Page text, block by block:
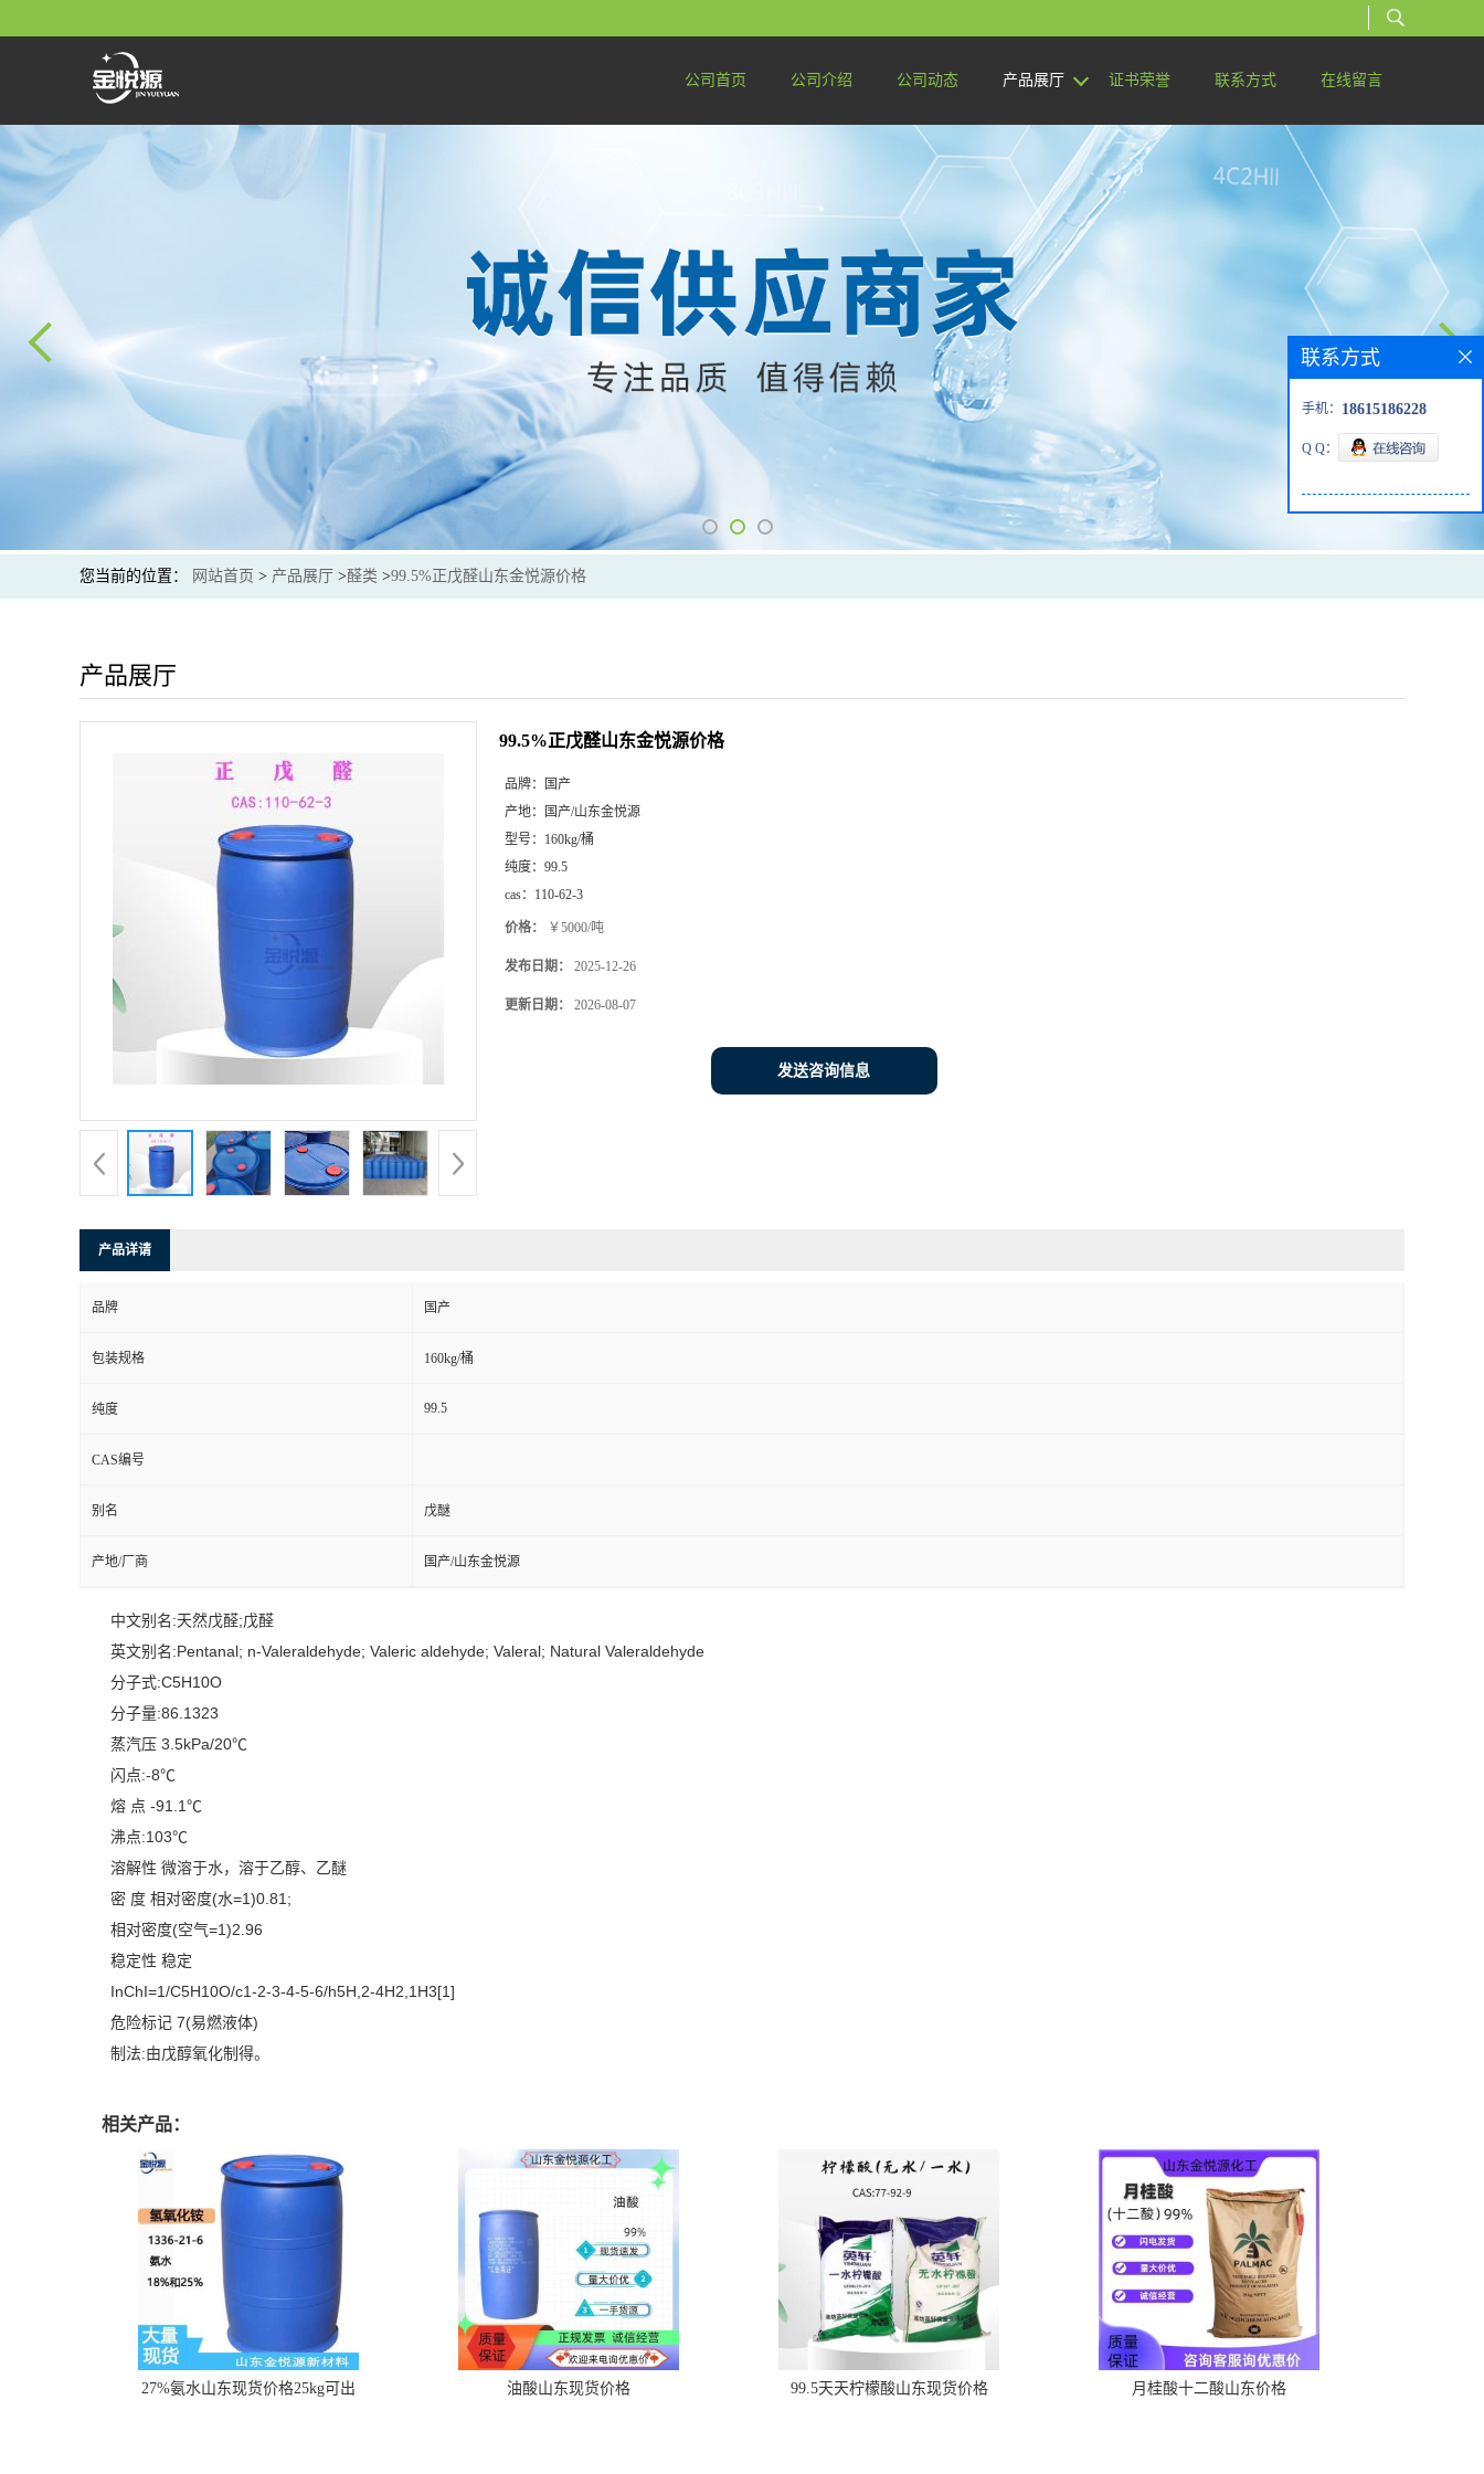
公司首页 公司介绍 公司动态 产品展厅 证书荣誉 联系方式 在线留言
您当前的位置： 网站首页 > 产品展厅 >醛类 >99.5%正戊醛山东金悦源价格
产品展厅
99.5%正戊醛山东金悦源价格
品牌：
国产
产地：
国产/山东金悦源
型号： 160kg/桶
纯度： 99.5
cas： 110-62-3
价格： ￥5000/吨
发布日期： 2025-12-26
更新日期： 2026-08-07
发送咨询信息
产品详请
品牌 国产
包装规格 160kg/桶
纯度 99.5
CAS编号
别名 戊醚
产地/厂商 国产/山东金悦源
中文别名:天然戊醛;戊醛
英文别名:Pentanal; n-Valeraldehyde; Valeric aldehyde; Valeral; Natural Valeraldehyde
分子式:C5H10O
分子量:86.1323
蒸汽压 3.5kPa/20℃
闪点:-8℃
熔 点 -91.1℃
沸点:103℃
溶解性 微溶于水，溶于乙醇、乙醚
密 度 相对密度(水=1)0.81;
相对密度(空气=1)2.96
稳定性 稳定
InChI=1/C5H10O/c1-2-3-4-5-6/h5H,2-4H2,1H3[1]
危险标记 7(易燃液体)
制法:由戊醇氧化制得。
相关产品：
27%氨水山东现货价格25kg可出 油酸山东现货价格 99.5天天柠檬酸山东现货价格 月桂酸十二酸山东价格
联系方式
手机： 18615186228
Q Q：